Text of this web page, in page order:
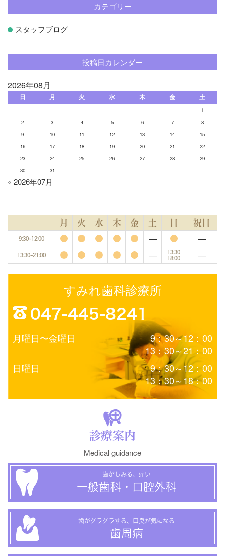
カテゴリー
スタッフブログ
投稿日カレンダー
2026年08月
日 月 火 水 木 金 土
1
2
3 4 5 6 7
8
9
10 11 12 13 14
15
16
17 18 19 20 21
22
23
24 25 26 27 28
29
30
31
« 2026年07月
月 火 水 木 金 土 日 祝日
9:30~12:00 ― ―
13:30~21:00 ―
13:30
18:00
―
すみれ歯科診療所
047-445-8241
月曜日〜金曜日
9：30～12：00
13：30～21：00
日曜日
9：30～12：00
13：30～18：00
診療案内
Medical guidance
歯がしみる、痛い
一般歯科・口腔外科
歯がグラグラする、口臭が気になる
歯周病